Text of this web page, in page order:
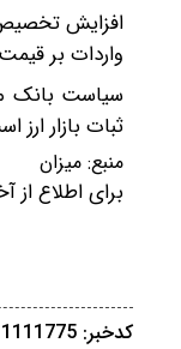
افزایش تخصیص
واردات بر
سیاست بانک
ثبات بازار ارز
منبع: میزان
برای اطلاع از
کدخبر: 1111775